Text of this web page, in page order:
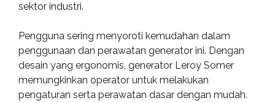
sektor industri.
Pengguna sering menyoroti kemudahan dalam
penggunaan dan perawatan generator ini. Dengan
desain yang ergonomis, generator Leroy Somer
memungkinkan operator untuk melakukan
pengaturan serta perawatan dasar dengan mudah.